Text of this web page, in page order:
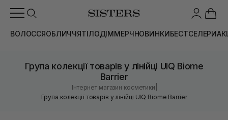
ВОЛОССЯОБЛИЧЧЯТІЛОДІММЕРЧНОВИНКИБЕСТСЕЛЕРИ
Група колекції товарів у лінійці UIQ Biome
Barrier
Інтернет магазин косметики
Група колекції товарів у лінійці UIQ Biome Barrier